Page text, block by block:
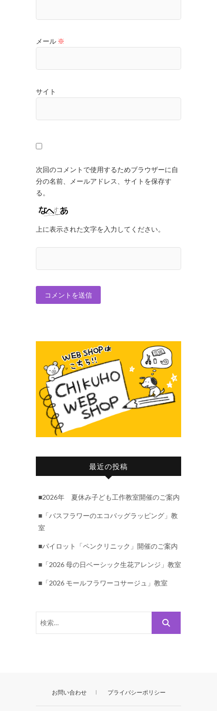
メール ※
サイト
次回のコメントで使用するためブラウザーに自
分の名前、メールアドレス、サイトを保存す
る。
上に表示された文字を入力してください。
最近の投稿
■2026年 夏休み子ども工作教室開催のご案内
■「バスフラワーのエコバッグラッピング」教
室
■パイロット「ペンクリニック」開催のご案内
■「2026 母の日ベーシック生花アレンジ」教室
■「2026 モールフラワーコサージュ」教室
お問い合わせ プライバシーポリシー